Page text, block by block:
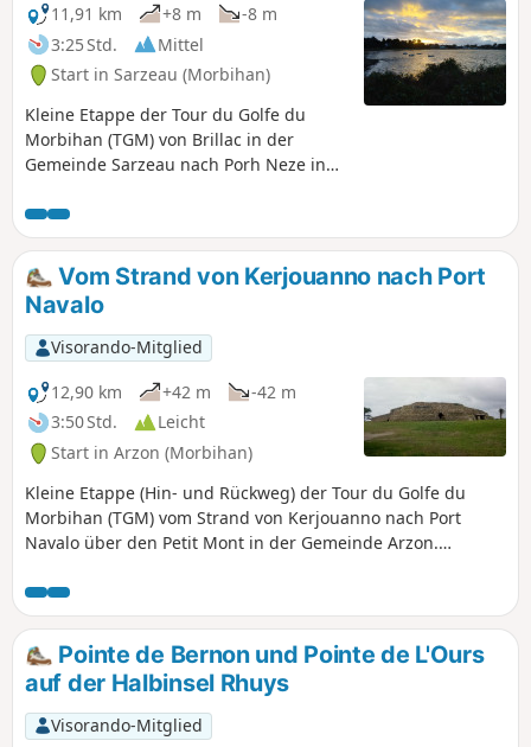
Logéo. Die Küste ist auf der Strecke
überwiegend schlammig, bietet aber
einige Strände. Im Winter lassen sich
zahlreiche Vögel beobachten.
11,91 km +8 m
-8 m
3:25 Std.
Mittel
Start in Sarzeau (Morbihan)
Kleine Etappe der Tour du Golfe du
Morbihan (TGM) von Brillac in der
Gemeinde Sarzeau nach Porh Neze in
Ausblicke auf den südlichen Teil des
Golfs: Île-aux-Moines, die Inseln
Brannec, Govihan und Stibiden. In der
schönen Jahreszeit kann man baden,
insbesondere in der Anse du Logéo und
in Porh Neze. Die Küste ist auf der
Strecke überwiegend schlammig, bietet
aber auch einige Strände. Im Winter
gibt es zahlreiche Vögel zu beobachten.
Vom Strand von Kerjouanno nach Port
Navalo
Visorando-Mitglied
12,90 km
+42 m
-42 m
3:50 Std.
Leicht
Start in Arzon (Morbihan)
Kleine Etappe (Hin- und Rückweg) der Tour du Golfe du
Morbihan (TGM) vom Strand von Kerjouanno nach Port
Navalo über den Petit Mont in der Gemeinde Arzon.
(Hoedic, Houat, Belle-Île) und den Eingang zum Golf.
Bademöglichkeiten am Strand von Fogeo und in Port Sable.
Vorsicht bei hohem Wellengang bei Springflut,
insbesondere bei unruhigem Wetter. Der Weg ist nur wenig
windgeschützt.
Pointe de Bernon und Pointe de L'Ours
auf der Halbinsel Rhuys
Visorando-Mitglied